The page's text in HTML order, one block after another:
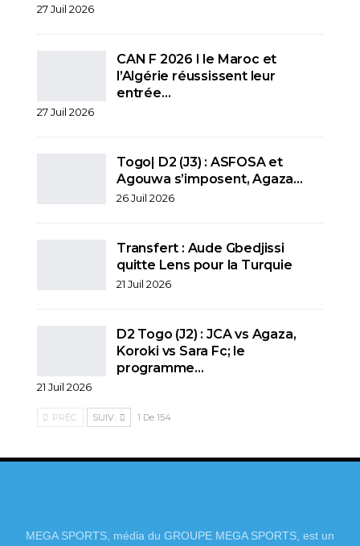
27 Juil 2026
CAN F 2026 I le Maroc et
l’Algérie réussissent leur
entrée…
27 Juil 2026
Togo| D2 (J3) : ASFOSA et
Agouwa s’imposent, Agaza…
26 Juil 2026
Transfert : Aude Gbedjissi
quitte Lens pour la Turquie
21 Juil 2026
D2 Togo (J2) : JCA vs Agaza,
Koroki vs Sara Fc; le
programme…
21 Juil 2026
PRÉC. SUIV. 1 De 154
MEGA SPORTS, média du GROUPE MEGA SPORTS, est un